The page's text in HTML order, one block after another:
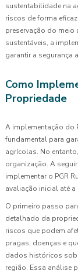
sustentabilidade na
riscos de forma
preservação do meio
sustentáveis, a
garantir a segurança
Como
Propriedade
A implementação do
fundamental para
agrícolas. No
organização. A
implementar o PGR
avaliação inicial até a
O primeiro passo
detalhado da
riscos que podem
pragas, doenças e
dados históricos
região. Essa análise